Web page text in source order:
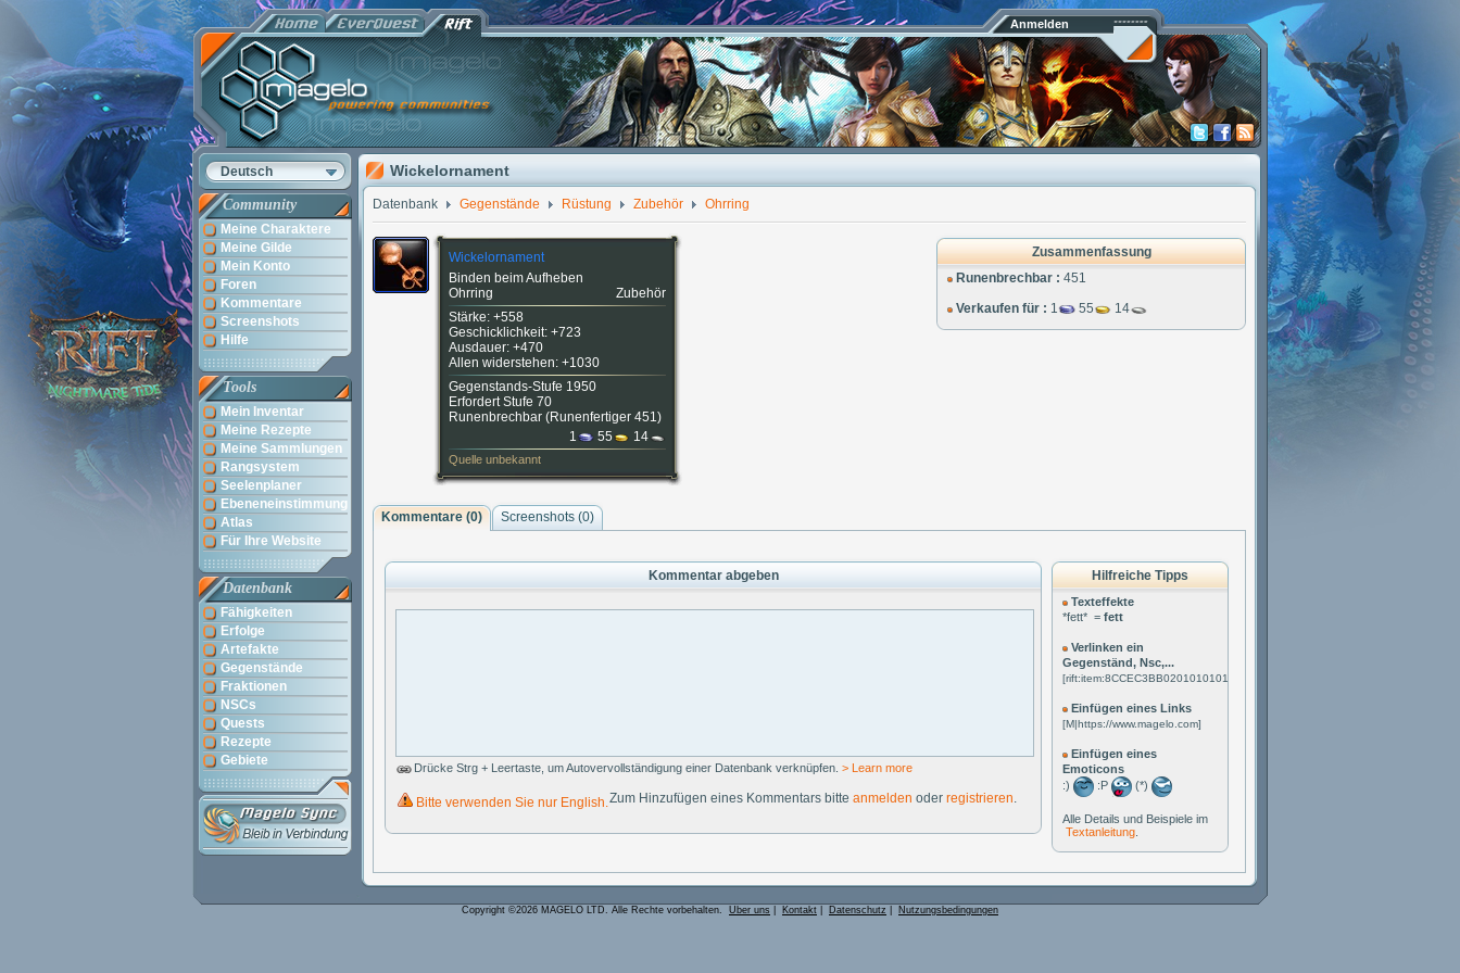
Anmelden
Deutsch
Community
Meine Charaktere
Meine Gilde
Mein Konto
Foren
Kommentare
Screenshots
Hilfe
Tools
Mein Inventar
Meine Rezepte
Meine Sammlungen
Rangsystem
Seelenplaner
Ebeneneinstimmung
Atlas
Für Ihre Website
Datenbank
Fähigkeiten
Erfolge
Artefakte
Gegenstände
Fraktionen
NSCs
Quests
Rezepte
Gebiete
Wickelornament
Datenbank Gegenstände Rüstung Zubehör Ohrring
Zusammenfassung
Runenbrechbar : 451
Verkaufen für : 1 55 14
Wickelornament
Binden beim Aufheben
Ohrring
Zubehör
Stärke: +558
Geschicklichkeit: +723
Ausdauer: +470
Allen widerstehen: +1030
Gegenstands-Stufe 1950
Erfordert Stufe 70
Runenbrechbar (Runenfertiger 451)
1
55 14
Quelle unbekannt
Kommentare (0) Screenshots (0)
Kommentar abgeben
Drücke Strg + Leertaste, um Autovervollständigung einer Datenbank verknüpfen. > Learn more
Bitte verwenden Sie nur English.Zum Hinzufügen eines Kommentars bitte anmelden oder registrieren.
Hilfreiche Tipps
Texteffekte
*fett* = fett
Verlinken ein
Gegenständ, Nsc,...
[rift:item:8CCEC3BB0201010101]
Einfügen eines Links
[M|https://www.magelo.com]
Einfügen eines
Emoticons
:)
:P (*)
Alle Details und Beispiele im
Textanleitung
Copyright ©2026 MAGELO LTD. Alle Rechte vorbehalten. Über uns Kontakt Datenschutz Nutzungsbedingungen